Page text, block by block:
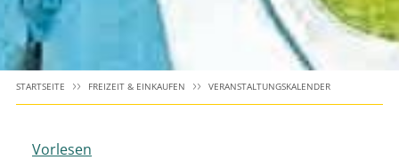
STARTSEITE FREIZEIT & EINKAUFEN VERANSTALTUNGSKALENDER
Vorlesen